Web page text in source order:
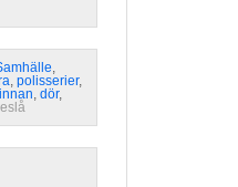
,
, polisserier,
innan, dör,